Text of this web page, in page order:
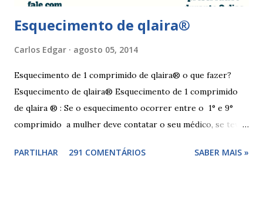
Esquecimento de qlaira®
Carlos Edgar agosto 05, 2014
Esquecimento de 1 comprimido de qlaira® o que fazer?
Esquecimento de qlaira® Esquecimento de 1 comprimido
de qlaira ® : Se o esquecimento ocorrer entre o 1° e 9°
comprimido a mulher deve contatar o seu médico, se teve
comprimido(s) esquecidos, continuar a tomar os restantes
PARTILHAR 291 COMENTÁRIOS SABER MAIS »